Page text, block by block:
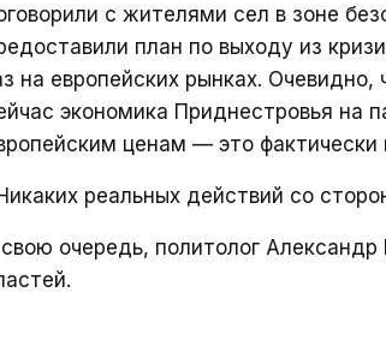
с жителями сел в зоне
план по выходу из
на европейских рынках.
экономика Приднестровья на
ценам — это фактически
реальных действий со
очередь, политолог Александр